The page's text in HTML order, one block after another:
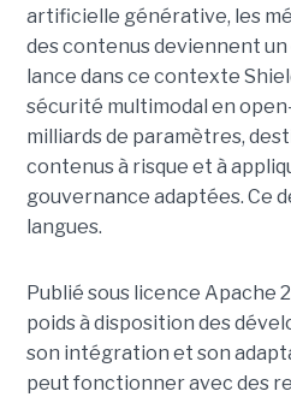
artificielle générative, les
des contenus deviennent
lance dans ce contexte
sécurité multimodal en
milliards de paramètres,
contenus à risque et à
gouvernance adaptées. Ce
langues.
Publié sous licence Apache
poids à disposition des
son intégration et son
peut fonctionner avec des